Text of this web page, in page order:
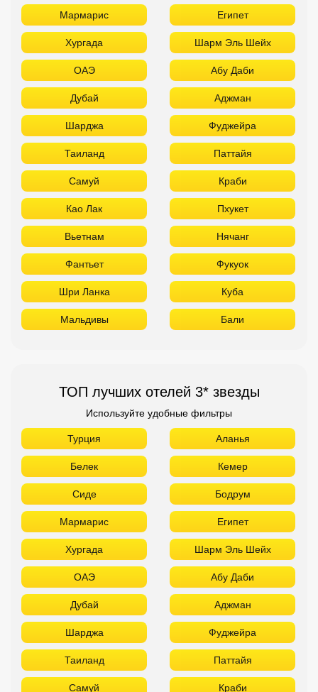
Мармарис Египет
Хургада Шарм Эль Шейх
ОАЭ Абу Даби
Дубай Аджман
Шарджа Фуджейра
Таиланд Паттайя
Самуй Краби
Као Лак Пхукет
Вьетнам Нячанг
Фантьет Фукуок
Шри Ланка Куба
Мальдивы Бали
ТОП лучших отелей 3* звезды
Используйте удобные фильтры
Турция Аланья
Белек Кемер
Сиде Бодрум
Мармарис Египет
Хургада Шарм Эль Шейх
ОАЭ Абу Даби
Дубай Аджман
Шарджа Фуджейра
Таиланд Паттайя
Самуй Краби